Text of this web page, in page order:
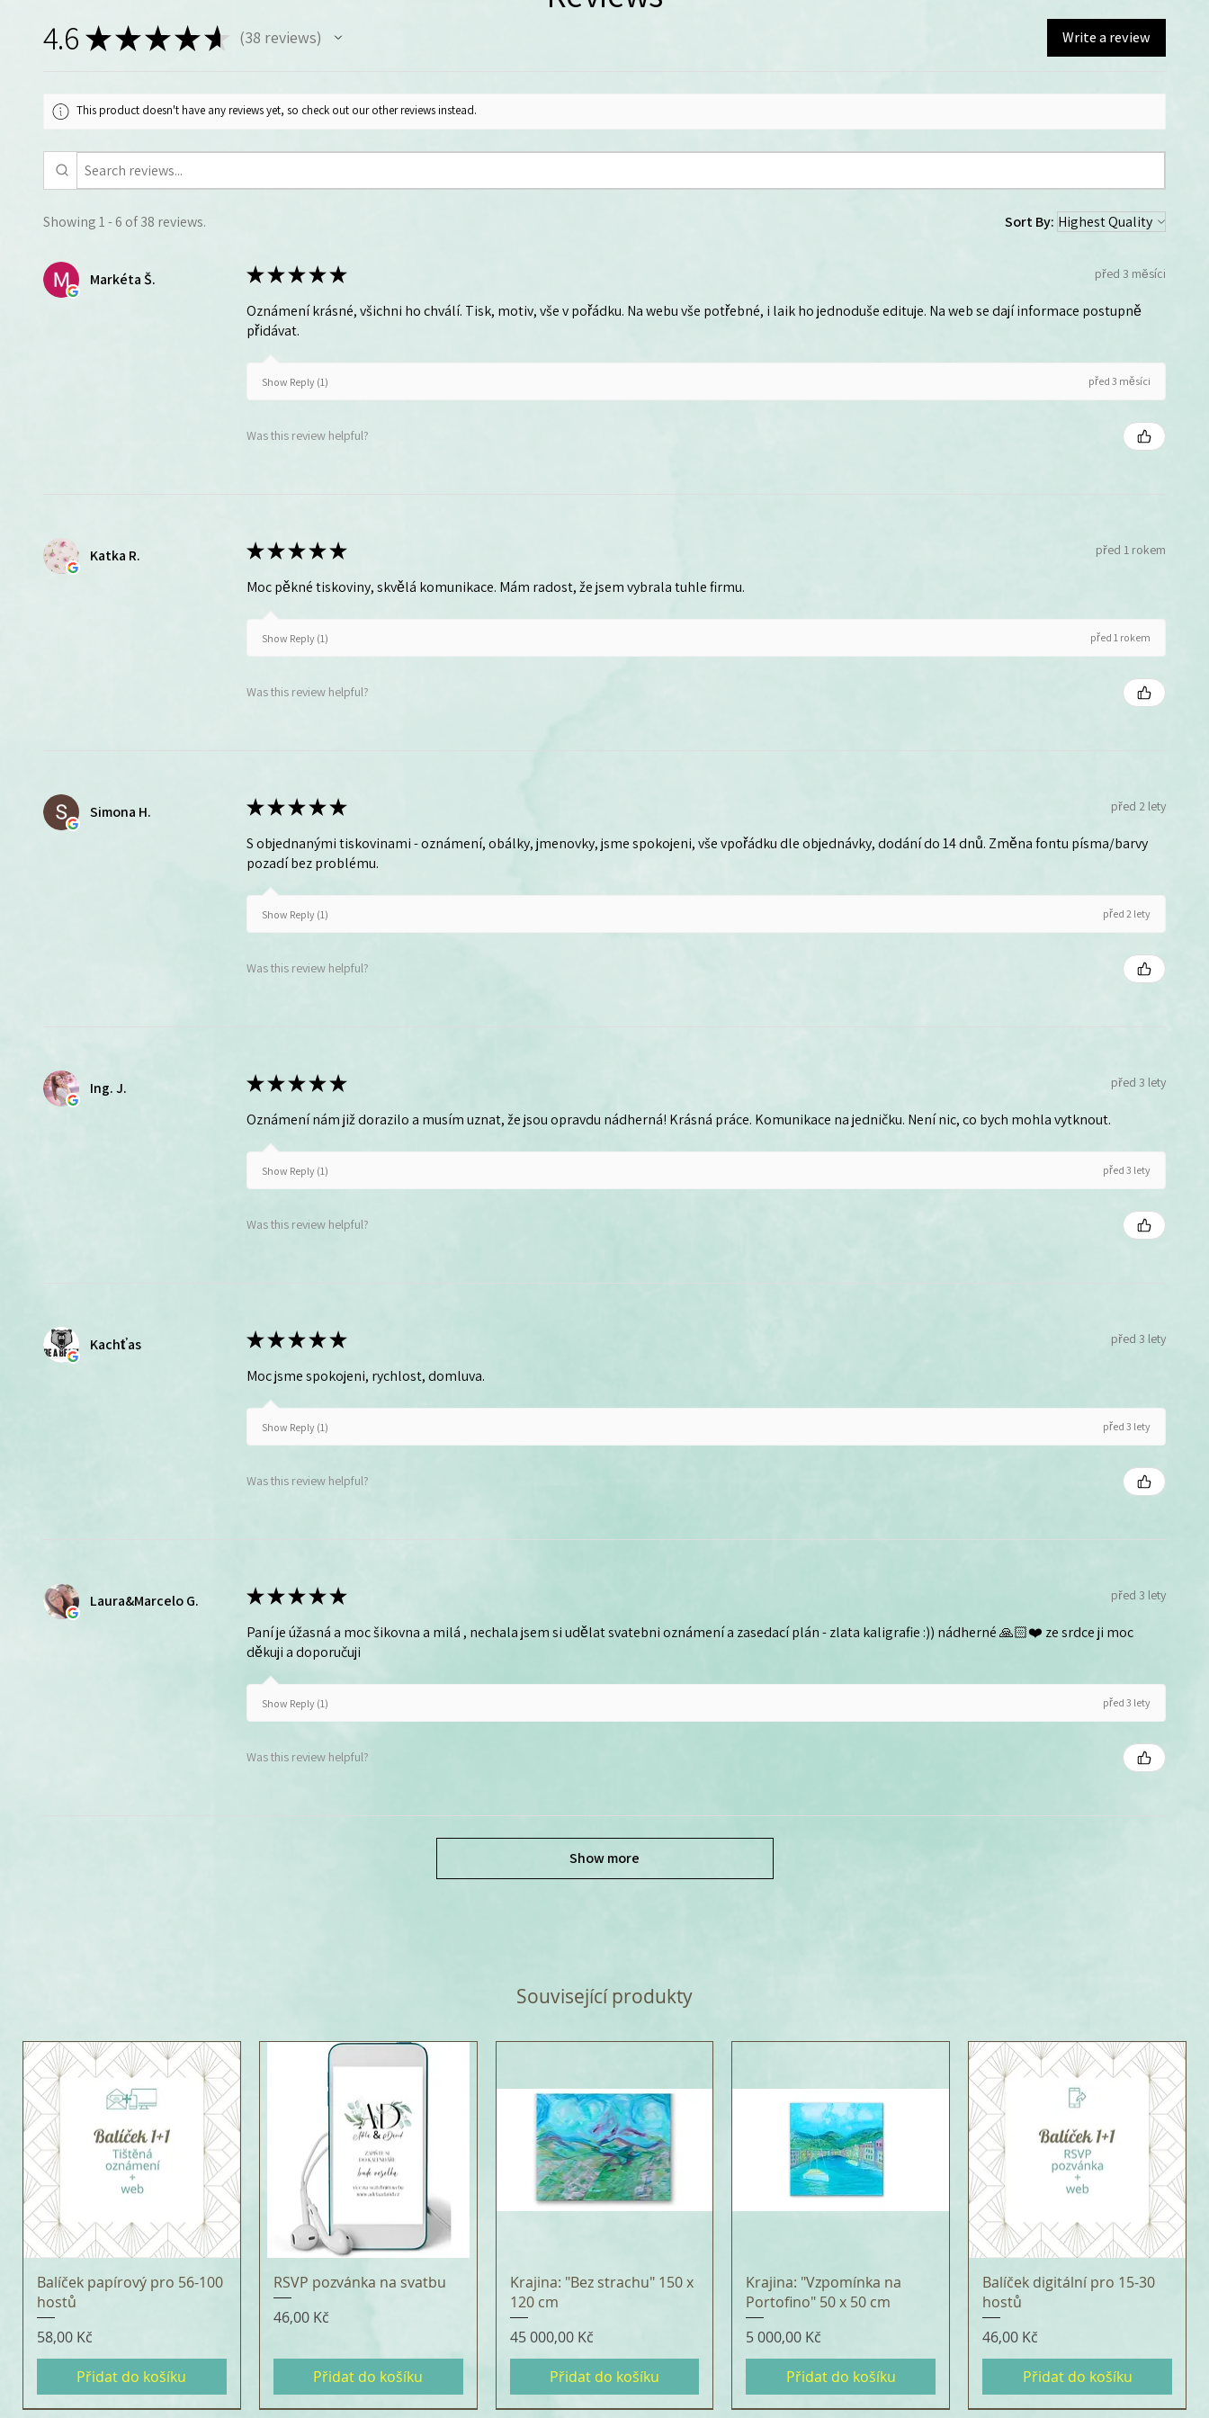
4.6 ★★★★★ 38 reviews
38 Write a review
This product doesn't have any reviews yet, so check out our other reviews instead.
Showing 1 - 6 of 38 reviews. Sort By:
Markéta Š. ★★★★★ před 3 měsíci
Oznámení krásné, všichni ho chválí. Tisk, motiv, vše v pořádku. Na webu vše potřebné, i laik ho jednoduše edituje. Na web se dají informace postupně
přidávat.
Show Reply (1) před 3 měsíci
Was this review helpful?
Katka R. ★★★★★ před 1 rokem
Moc pěkné tiskoviny, skvělá komunikace. Mám radost, že jsem vybrala tuhle firmu.
Show Reply (1) před 1 rokem
Was this review helpful?
Simona H. ★★★★★ před 2 lety
S objednanými tiskovinami - oznámení, obálky, jmenovky, jsme spokojeni, vše vpořádku dle objednávky, dodání do 14 dnů. Změna fontu písma/barvy
pozadí bez problému.
Show Reply (1) před 2 lety
Was this review helpful?
Ing. J. ★★★★★ před 3 lety
Oznámení nám již dorazilo a musím uznat, že jsou opravdu nádherná! Krásná práce. Komunikace na jedničku. Není nic, co bych mohla vytknout.
Show Reply (1) před 3 lety
Was this review helpful?
Kachťas ★★★★★ před 3 lety
Moc jsme spokojeni, rychlost, domluva.
Show Reply (1) před 3 lety
Was this review helpful?
Laura&Marcelo G. ★★★★★ před 3 lety
Paní je úžasná a moc šikovna a milá , nechala jsem si udělat svatebni oznámení a zasedací plán - zlata kaligrafie :)) nádherné 🙏🏻❤️ ze srdce ji moc
děkuji a doporučuji
Show Reply (1) před 3 lety
Was this review helpful?
Show more
Související produkty
Balíček papírový pro 56-100
hostů
Cena
58,00 Kč
Přidat do košíku
RSVP pozvánka na svatbu
Cena
46,00 Kč
Přidat do košíku
Krajina: "Bez strachu" 150 x
120 cm
Cena
45 000,00 Kč
Přidat do košíku
Krajina: "Vzpomínka na
Portofino" 50 x 50 cm
Cena
5 000,00 Kč
Přidat do košíku
Balíček digitální pro 15-30
hostů
Cena
46,00 Kč
Přidat do košíku